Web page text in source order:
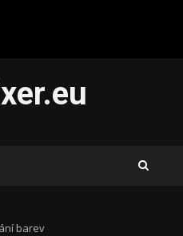
barev